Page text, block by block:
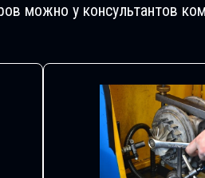
можно у консультантов